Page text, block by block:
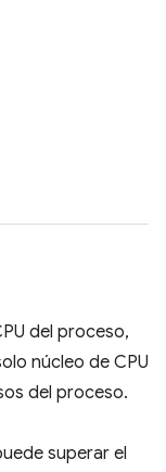
del proceso,
núcleo de CPU
del proceso.
superar el